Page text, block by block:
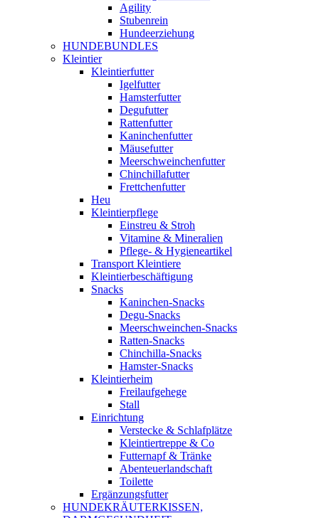
Agility
Stubenrein
Hundeerziehung
HUNDEBUNDLES
Kleintier
Kleintierfutter
Igelfutter
Hamsterfutter
Degufutter
Rattenfutter
Kaninchenfutter
Mäusefutter
Meerschweinchenfutter
Chinchillafutter
Frettchenfutter
Heu
Kleintierpflege
Einstreu & Stroh
Vitamine & Mineralien
Pflege- & Hygieneartikel
Transport Kleintiere
Kleintierbeschäftigung
Snacks
Kaninchen-Snacks
Degu-Snacks
Meerschweinchen-Snacks
Ratten-Snacks
Chinchilla-Snacks
Hamster-Snacks
Kleintierheim
Freilaufgehege
Stall
Einrichtung
Verstecke & Schlafplätze
Kleintiertreppe & Co
Futternapf & Tränke
Abenteuerlandschaft
Toilette
Ergänzungsfutter
HUNDEKRÄUTERKISSEN,